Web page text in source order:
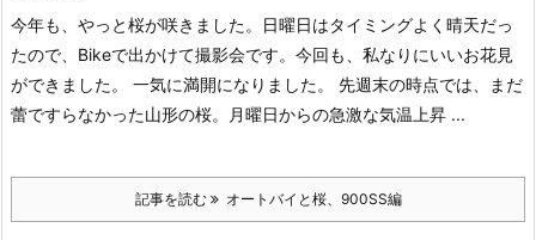
今年も、やっと桜が咲きました。日曜日はタイミングよく晴天だっ
たので、Bikeで出かけて撮影会です。今回も、私なりにいいお花見
ができました。 一気に満開になりました。 先週末の時点では、まだ
蕾ですらなかった山形の桜。月曜日からの急激な気温上昇 ...
記事を読む オートバイと桜、900SS編